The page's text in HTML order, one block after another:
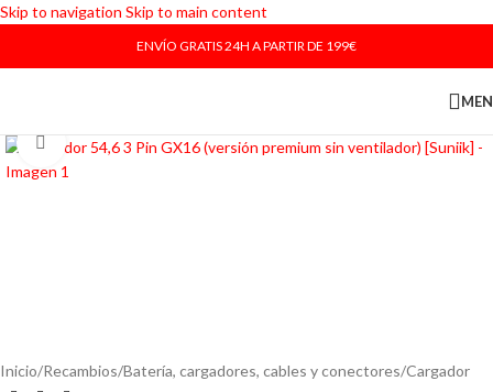
Skip to navigation Skip to main content
ENVÍO GRATIS 24H A PARTIR DE 199€
Haga Click para agrandar
Inicio/Recambios/Batería, cargadores, cables y conectores/Cargador